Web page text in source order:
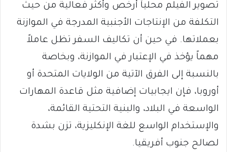
تصوير الفيلم محلياً أرخص وأكثر فعالية من حيث
التكلفة من الإنتاجات الأجنبية المدرجة في الموازنة
بعملاتها. في حين أن تكاليف السفر تظل عاملاً
مهماً يؤخذ في الإعتبار في الموازنة، وبخاصة
بالنسبة إلى الفرق الآتية من الولايات المتحدة أو
أوروبا، فإن ايجابيات إضافية مثل قاعدة المهارات
الواسعة في البلاد، والبنية التحتية القائمة،
والإستخدام الواسع للغة الإنكليزية، تزن بشدة
لصالح جنوب أفريقيا.